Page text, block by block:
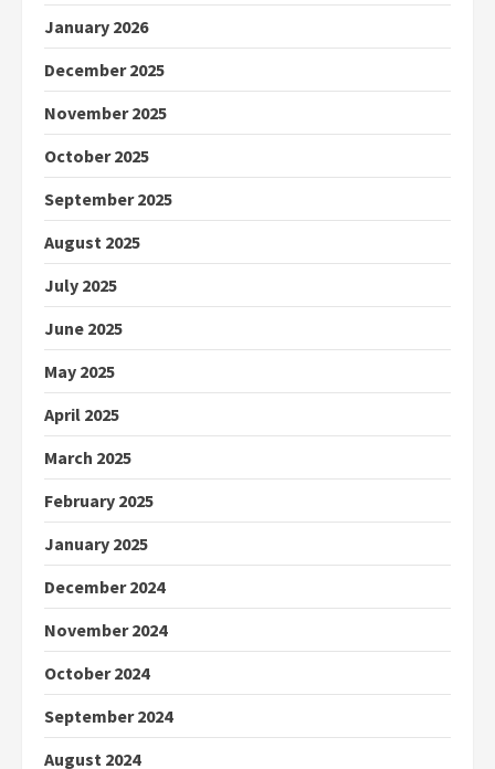
January 2026
December 2025
November 2025
October 2025
September 2025
August 2025
July 2025
June 2025
May 2025
April 2025
March 2025
February 2025
January 2025
December 2024
November 2024
October 2024
September 2024
August 2024